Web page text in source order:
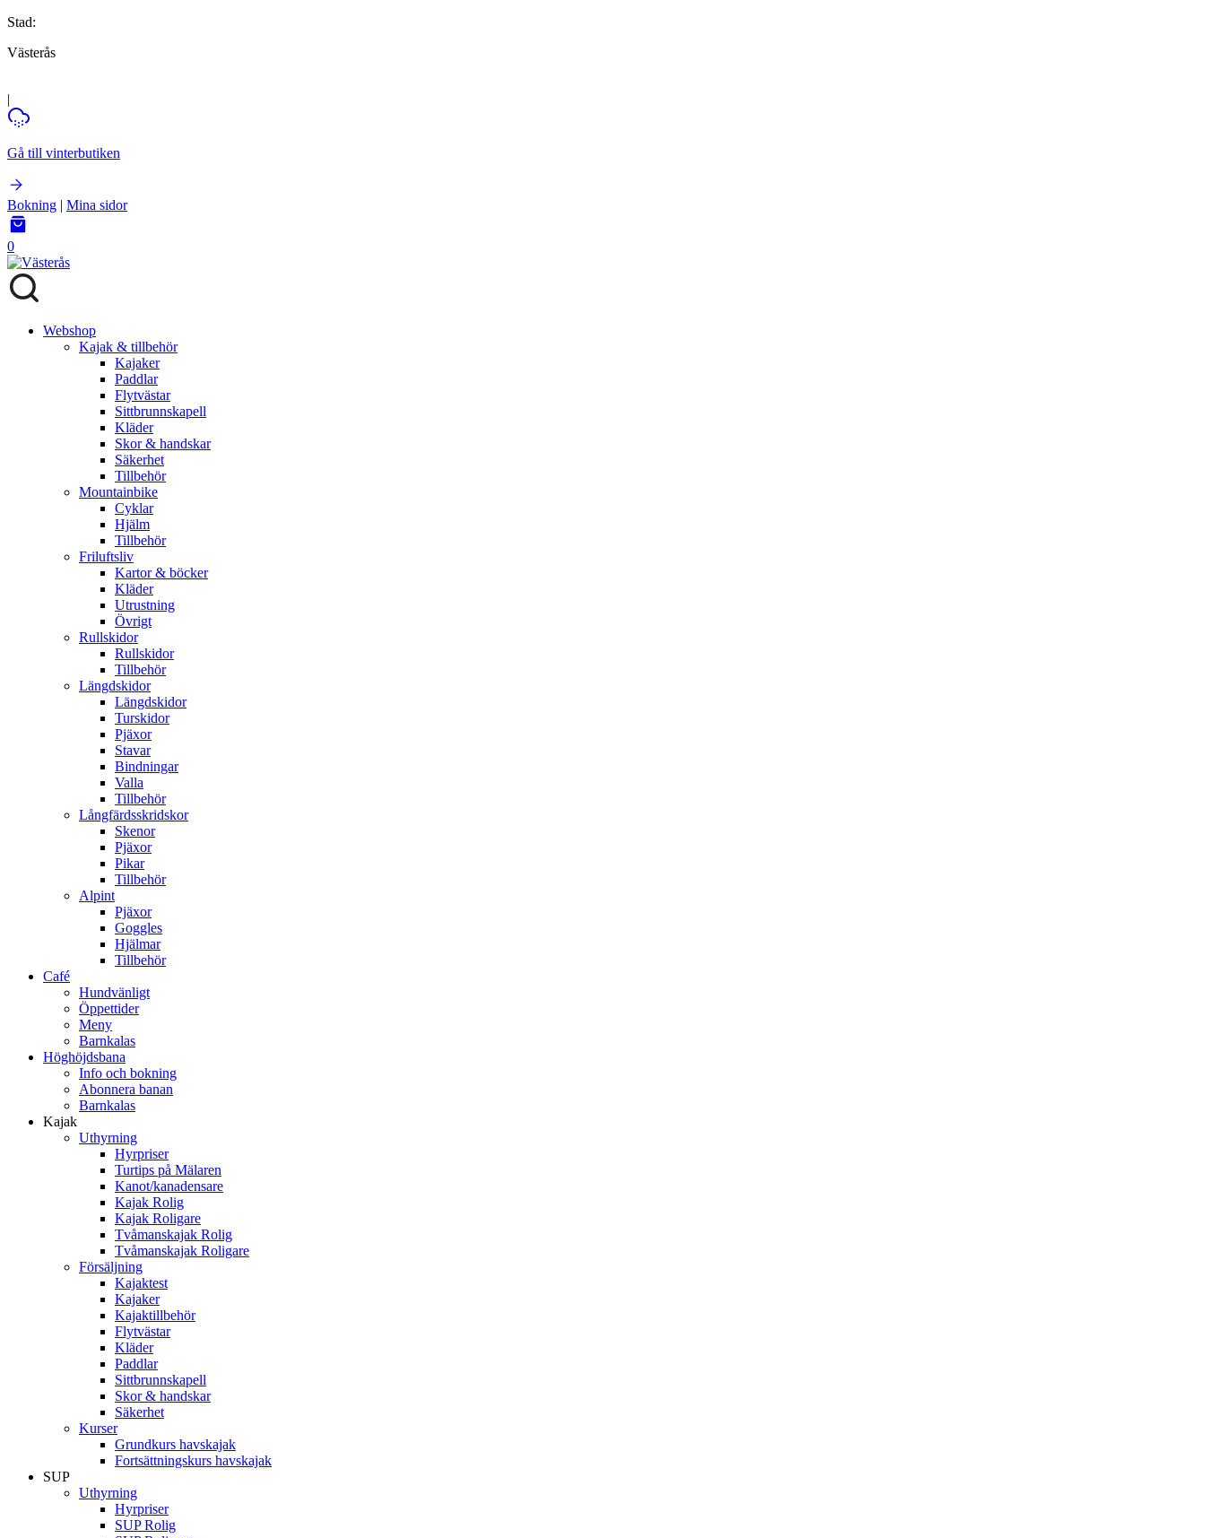
Stad:
Västerås
|
Gå till vinterbutiken
Bokning | Mina sidor
0
Webshop
Kajak & tillbehör
Kajaker
Paddlar
Flytvästar
Sittbrunnskapell
Kläder
Skor & handskar
Säkerhet
Tillbehör
Mountainbike
Cyklar
Hjälm
Tillbehör
Friluftsliv
Kartor & böcker
Kläder
Utrustning
Övrigt
Rullskidor
Rullskidor
Tillbehör
Längdskidor
Längdskidor
Turskidor
Pjäxor
Stavar
Bindningar
Valla
Tillbehör
Långfärdsskridskor
Skenor
Pjäxor
Pikar
Tillbehör
Alpint
Pjäxor
Goggles
Hjälmar
Tillbehör
Café
Hundvänligt
Öppettider
Meny
Barnkalas
Höghöjdsbana
Info och bokning
Abonnera banan
Barnkalas
Kajak
Uthyrning
Hyrpriser
Turtips på Mälaren
Kanot/kanadensare
Kajak Rolig
Kajak Roligare
Tvåmanskajak Rolig
Tvåmanskajak Roligare
Försäljning
Kajaktest
Kajaker
Kajaktillbehör
Flytvästar
Kläder
Paddlar
Sittbrunnskapell
Skor & handskar
Säkerhet
Kurser
Grundkurs havskajak
Fortsättningskurs havskajak
SUP
Uthyrning
Hyrpriser
SUP Rolig